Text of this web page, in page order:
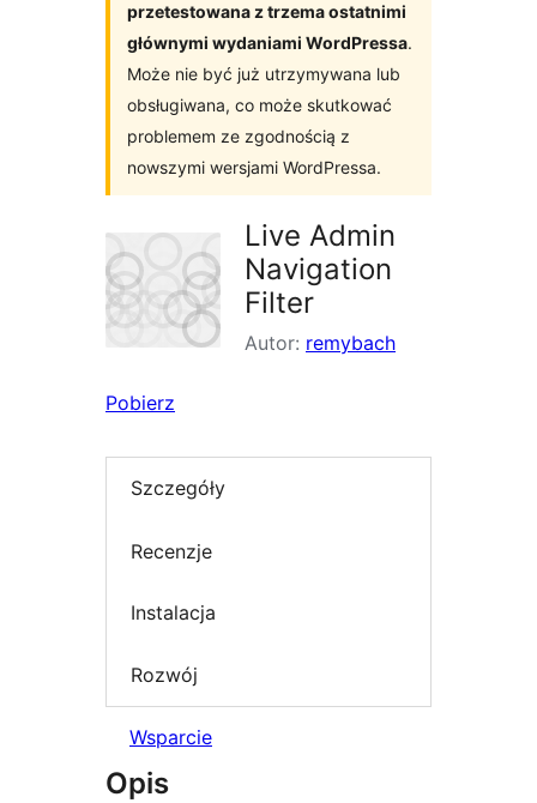
przetestowana z trzema ostatnimi
głównymi wydaniami WordPressa.
Może nie być już utrzymywana lub
obsługiwana, co może skutkować
problemem ze zgodnością z
nowszymi wersjami WordPressa.
Live Admin
Navigation
Filter
Autor: remybach
Pobierz
Szczegóły
Recenzje
Instalacja
Rozwój
Wsparcie
Opis